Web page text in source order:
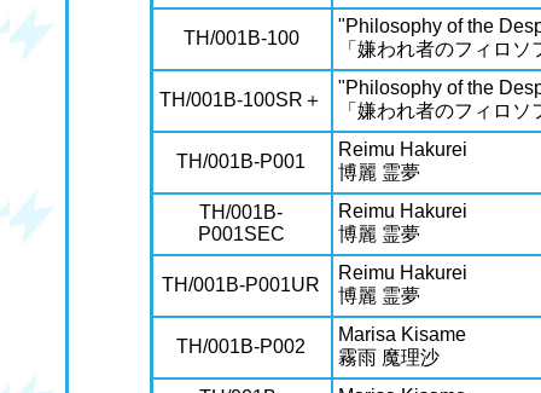
TH/001B-100
"Philosophy of the
「嫌われ者のフィロソ
TH/001B-100SR＋
"Philosophy of the
「嫌われ者のフィロソ
TH/001B-P001
Reimu Hakurei
博麗 霊夢
TH/001B-
P001SEC
Reimu Hakurei
博麗 霊夢
TH/001B-P001UR
Reimu Hakurei
博麗 霊夢
TH/001B-P002
Marisa Kisame
霧雨 魔理沙